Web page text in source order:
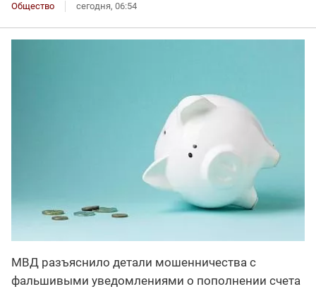
Общество сегодня, 06:54
МВД разъяснило детали мошенничества с
фальшивыми уведомлениями о пополнении счета